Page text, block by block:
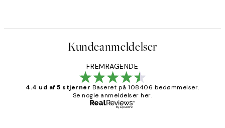
Kundeanmeldelser
FREMRAGENDE
4.4 ud af 5 stjerner Baseret på 108406 bedømmelser.
Se nogle anmeldelser her.